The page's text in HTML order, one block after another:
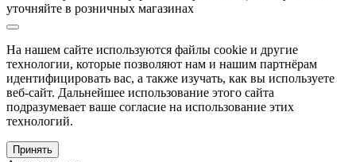
уточняйте в розничных магазинах
На нашем сайте используются файлы cookie и другие
технологии, которые позволяют нам и нашим партнёрам
идентифицировать вас, а также изучать, как вы используете
веб-сайт. Дальнейшее использование этого сайта
подразумевает ваше согласие на использование этих
технологий.
Принять